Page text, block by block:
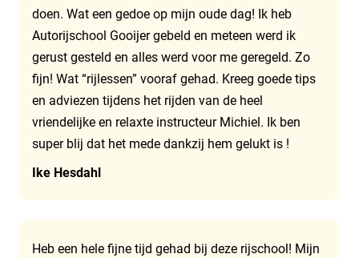
doen. Wat een gedoe op mijn oude dag! Ik heb
Autorijschool Gooijer gebeld en meteen werd ik
gerust gesteld en alles werd voor me geregeld. Zo
fijn! Wat “rijlessen” vooraf gehad. Kreeg goede tips
en adviezen tijdens het rijden van de heel
vriendelijke en relaxte instructeur Michiel. Ik ben
super blij dat het mede dankzij hem gelukt is !
Ike Hesdahl
Heb een hele fijne tijd gehad bij deze rijschool! Mijn